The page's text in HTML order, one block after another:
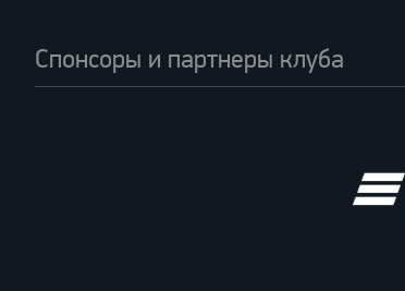
Спонсоры и партнеры клуба